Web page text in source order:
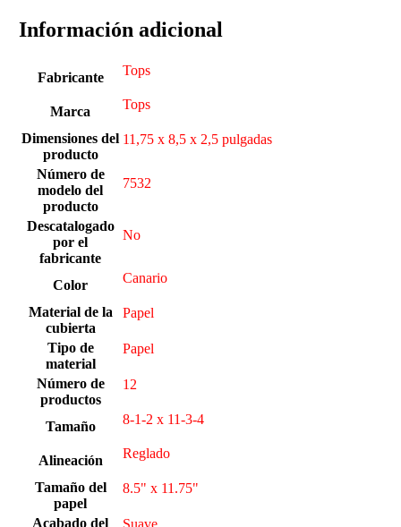
Información adicional
Fabricante ‎Tops
Marca ‎Tops
Dimensiones del
producto
‎11,75 x 8,5 x 2,5 pulgadas
Número de
modelo del
producto
‎7532
Descatalogado
por el
fabricante
‎No
Color ‎Canario
Material de la
cubierta
Papel
Tipo de
material
Papel
Número de
productos
‎12
Tamaño ‎8-1-2 x 11-3-4
Alineación ‎Reglado
Tamaño del
papel
‎8.5" x 11.75"
Acabado del ‎Suave